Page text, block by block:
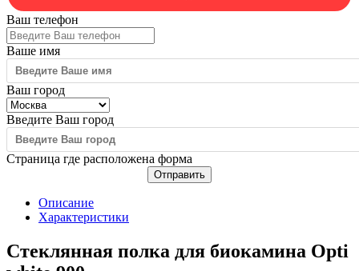
Ваш телефон
Ваше имя
Ваш город
Введите Ваш город
Страница где расположена форма
Отправить
Описание
Характеристики
Стеклянная полка для биокамина Opti